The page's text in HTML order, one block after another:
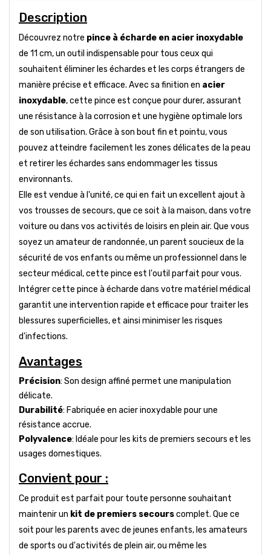
Description
Découvrez notre pince à écharde en acier inoxydable
de 11 cm, un outil indispensable pour tous ceux qui
souhaitent éliminer les échardes et les corps étrangers de
manière précise et efficace. Avec sa finition en acier
inoxydable, cette pince est conçue pour durer, assurant
une résistance à la corrosion et une hygiène optimale lors
de son utilisation. Grâce à son bout fin et pointu, vous
pouvez atteindre facilement les zones délicates de la peau
et retirer les échardes sans endommager les tissus
environnants.
Elle est vendue à l'unité, ce qui en fait un excellent ajout à
vos trousses de secours, que ce soit à la maison, dans votre
voiture ou dans vos activités de loisirs en plein air. Que vous
soyez un amateur de randonnée, un parent soucieux de la
sécurité de vos enfants ou même un professionnel dans le
secteur médical, cette pince est l'outil parfait pour vous.
Intégrer cette pince à écharde dans votre matériel médical
garantit une intervention rapide et efficace pour traiter les
blessures superficielles, et ainsi minimiser les risques
d'infections.
Avantages
Précision: Son design affiné permet une manipulation
délicate.
Durabilité: Fabriquée en acier inoxydable pour une
résistance accrue.
Polyvalence: Idéale pour les kits de premiers secours et les
usages domestiques.
Convient pour :
Ce produit est parfait pour toute personne souhaitant
maintenir un kit de premiers secourscomplet. Que ce
soit pour les parents avec de jeunes enfants, les amateurs
de sports ou d'activités de plein air, ou même les